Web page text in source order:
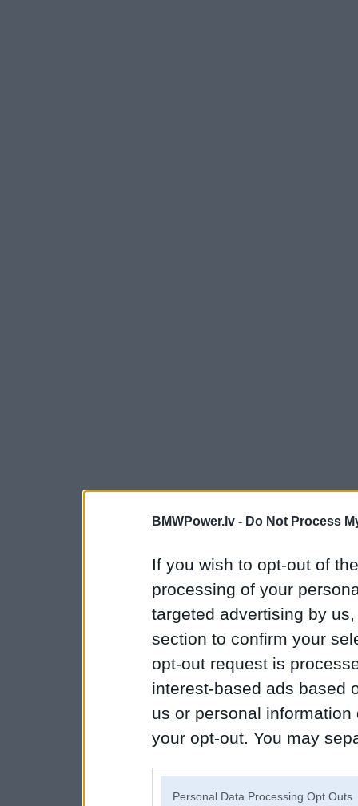
BMWPower.lv - Do Not Process
If you wish to opt-out of
processing of your
targeted advertising by
section to confirm your
opt-out request is
interest-based ads based
us or personal
your opt-out. You may
Personal Data Processing Opt Outs